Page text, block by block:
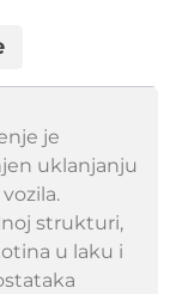
je
uklanjanju
strukturi,
u laku i